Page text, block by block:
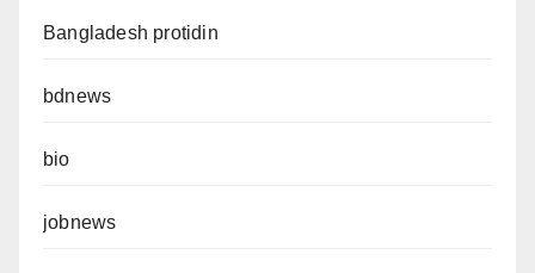
Bangladesh protidin
bdnews
bio
jobnews